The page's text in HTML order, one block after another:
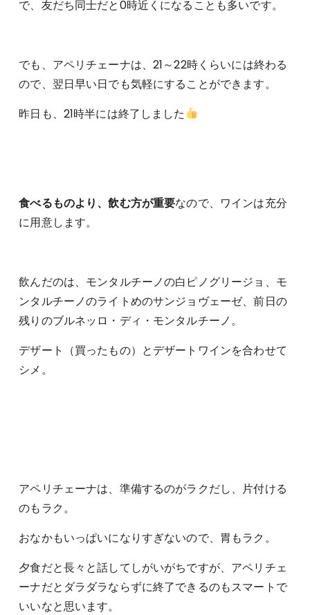
で、友だち同士だと0時近くになることも多いです。
でも、アペリチェーナは、21～22時くらいには終わる
ので、翌日早い日でも気軽にすることができます。
昨日も、21時半には終了しました
食べるものより、飲む方が重要なので、ワインは充分
に用意します。
飲んだのは、モンタルチーノの白ピノグリージョ、モ
ンタルチーノのライトめのサンジョヴェーゼ、前日の
残りのブルネッロ・ディ・モンタルチーノ。
デザート（買ったもの）とデザートワインを合わせて
シメ。
アペリチェーナは、準備するのがラクだし、片付ける
のもラク。
おなかもいっぱいになりすぎないので、胃もラク。
夕食だと長々と話してしがいがちですが、アペリチェ
ーナだとダラダラならずに終了できるのもスマートで
いいなと思います。